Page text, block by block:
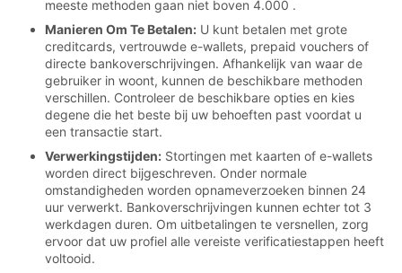
meeste methoden gaan niet boven 4.000 .
Manieren Om Te Betalen: U kunt betalen met grote
creditcards, vertrouwde e-wallets, prepaid vouchers of
directe bankoverschrijvingen. Afhankelijk van waar de
gebruiker in woont, kunnen de beschikbare methoden
verschillen. Controleer de beschikbare opties en kies
degene die het beste bij uw behoeften past voordat u
een transactie start.
Verwerkingstijden: Stortingen met kaarten of e-wallets
worden direct bijgeschreven. Onder normale
omstandigheden worden opnameverzoeken binnen 24
uur verwerkt. Bankoverschrijvingen kunnen echter tot 3
werkdagen duren. Om uitbetalingen te versnellen, zorg
ervoor dat uw profiel alle vereiste verificatiestappen heeft
voltooid.